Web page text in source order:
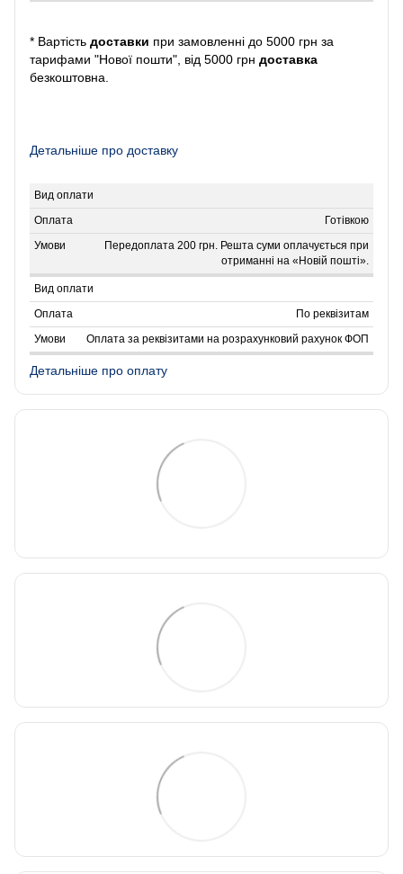
* Вартість доставки при замовленні до 5000 грн за
тарифами "Нової пошти", від 5000 грн доставка
безкоштовна.
Детальніше про доставку
Готівкою
Передоплата 200 грн. Решта суми оплачується при
отриманні на «Новій пошті».
По реквізитам
Оплата за реквізитами на розрахунковий рахунок ФОП
Детальніше про оплату